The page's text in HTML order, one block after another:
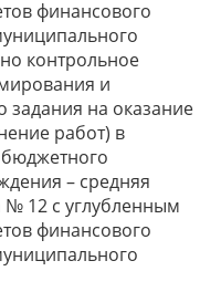
финансового
контрольное
и
задания на оказание
работ) в
– средняя
12 с углубленным
финансового